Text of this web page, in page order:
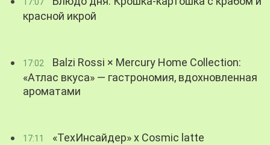
красной икрой
17:02
Balzi Rossi × Mercury Home Collection:
«Атлас вкуса» — гастрономия, вдохновленная
ароматами
17:11 «ТехИнсайдер» х Cosmic latte